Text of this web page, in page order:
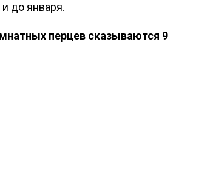
до января.
перцев сказываются 9